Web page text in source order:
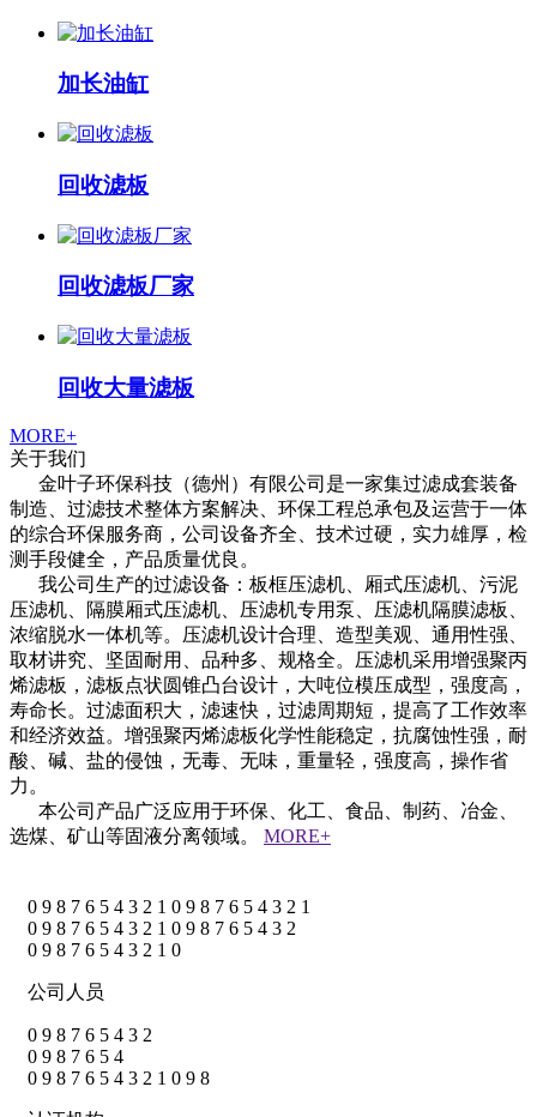
加长油缸
回收滤板
回收滤板厂家
回收大量滤板
MORE+
关于我们
金叶子环保科技（德州）有限公司是一家集过滤成套装备
制造、过滤技术整体方案解决、环保工程总承包及运营于一体
的综合环保服务商，公司设备齐全、技术过硬，实力雄厚，检
测手段健全，产品质量优良。
我公司生产的过滤设备：板框压滤机、厢式压滤机、污泥
压滤机、隔膜厢式压滤机、压滤机专用泵、压滤机隔膜滤板、
浓缩脱水一体机等。压滤机设计合理、造型美观、通用性强、
取材讲究、坚固耐用、品种多、规格全。压滤机采用增强聚丙
烯滤板，滤板点状圆锥凸台设计，大吨位模压成型，强度高，
寿命长。过滤面积大，滤速快，过滤周期短，提高了工作效率
和经济效益。增强聚丙烯滤板化学性能稳定，抗腐蚀性强，耐
酸、碱、盐的侵蚀，无毒、无味，重量轻，强度高，操作省
力。
本公司产品广泛应用于环保、化工、食品、制药、冶金、
选煤、矿山等固液分离领域。 MORE+
0 9 8 7 6 5 4 3 2 1 0 9 8 7 6 5 4 3 2 1
0 9 8 7 6 5 4 3 2 1 0 9 8 7 6 5 4 3 2
0 9 8 7 6 5 4 3 2 1 0
公司人员
0 9 8 7 6 5 4 3 2
0 9 8 7 6 5 4
0 9 8 7 6 5 4 3 2 1 0 9 8